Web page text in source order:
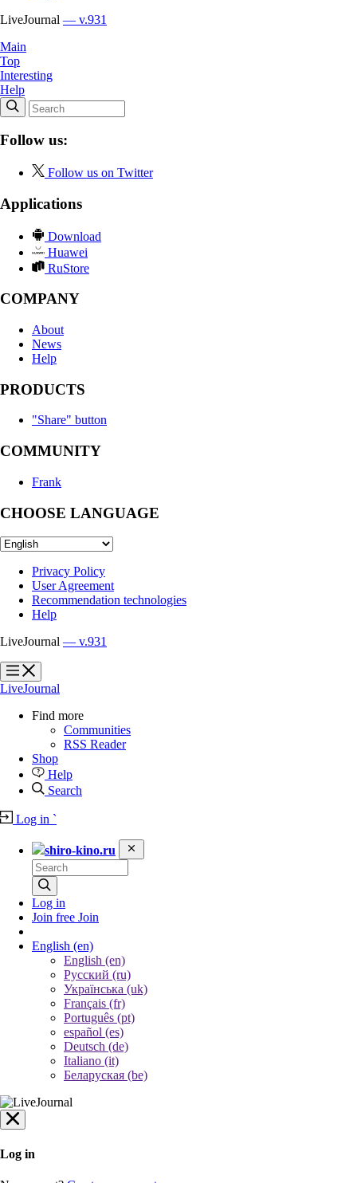
LiveJournal — v.931
Main
Top
Interesting
Help
Follow us:
Follow us on Twitter
Applications
Download
Huawei
RuStore
COMPANY
About
News
Help
PRODUCTS
"Share" button
COMMUNITY
Frank
CHOOSE LANGUAGE
Privacy Policy
User Agreement
Recommendation technologies
Help
LiveJournal — v.931
?
?
LiveJournal
Find more
Communities
RSS Reader
Shop
Help
Search
Log in `
shiro-kino.ru
Log in
Join free Join
English (en)
English (en)
Русский (ru)
Українська (uk)
Français (fr)
Português (pt)
español (es)
Deutsch (de)
Italiano (it)
Беларуская (be)
Log in